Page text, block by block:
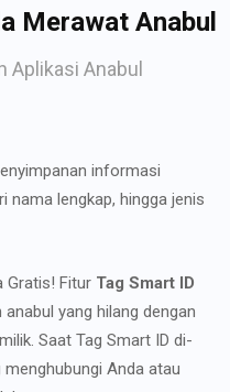
Merawat Anabul
Aplikasi Anabul
informasi
nama lengkap, hingga jenis
Gratis! Fitur Tag Smart ID
yang hilang dengan
Saat Tag Smart ID di-
Anda atau